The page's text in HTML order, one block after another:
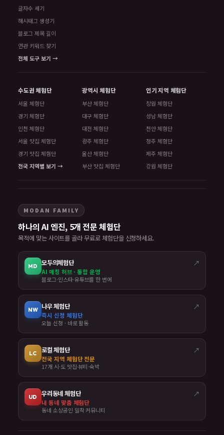
글자수 세기
해시태그 생성기
블로그 제목 길이
연관 키워드 찾기
전체 도구 보기 →
수도권 체험단
서울 체험단
경기 체험단
인천 체험단
서울 맛집 체험단
경기 맛집 체험단
전국 지역별 보기 →
광역시 체험단
부산 체험단
대구 체험단
대전 체험단
광주 체험단
울산 체험단
부산 맛집 체험단
인기 지역 체험단
창원 체험단
성남 체험단
천안 체험단
청주 체험단
제주 체험단
강원 체험단
MODAN FAMILY
하나의 AI 엔진, 5개 전문 체험단
목적에 맞는 사이트를 골라 무료로 체험단을 신청하세요.
MD 모두의체험단 ↗
AI 매칭 허브 · 통합 운영
블로그·인스타·유튜브를 한 번에
NW 나우 체험단 ↗
즉시 신청 체험단
오늘 신청 · 바로 활동
LC 로컬 체험단 ↗
전국 지역 체험단 전문
17개 시·도 맛집·뷰티·숙박
UD 우리동네 체험단 ↗
내 동네 맞춤 체험단
동네 소상공인 밀착 커뮤니티